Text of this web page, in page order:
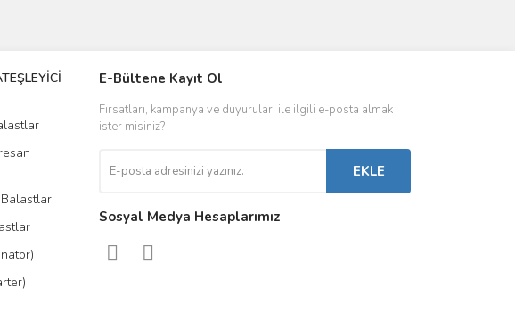
Balastlar
DRIVER & TRAFO
Led Driverlar
Kontaktörler
Sigorta & Otomatlar
E-Bültene Kayıt Ol
Fırsatları, kampanya ve duyuruları ile ilgili e-posta almak
ister misiniz?
EKLE
Sosyal Medya Hesaplarımız